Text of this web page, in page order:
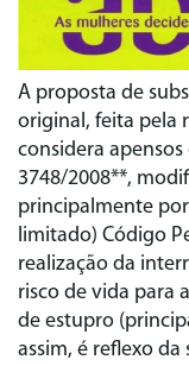
A proposta de
original, feita pela
considera apensos
3748/2008**,
principalmente
limitado) Código
realização da
risco de vida para
de estupro
assim, é reflexo